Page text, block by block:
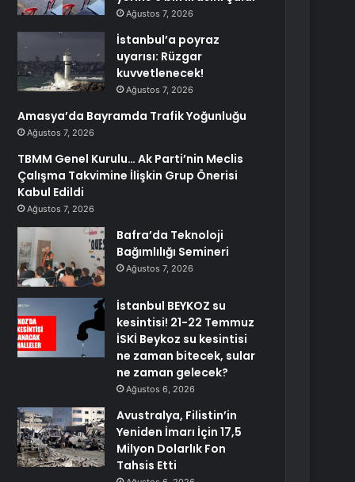
Ağustos 7, 2026
İstanbul’a poyraz
uyarısı: Rüzgar
kuvvetlenecek!
Ağustos 7, 2026
Amasya’da Bayramda Trafik Yoğunluğu
Ağustos 7, 2026
TBMM Genel Kurulu… Ak Parti’nin Meclis
Çalışma Takvimine İlişkin Grup Önerisi
Kabul Edildi
Ağustos 7, 2026
Bafra’da Teknoloji
Bağımlılığı Semineri
Ağustos 7, 2026
İstanbul BEYKOZ su
kesintisi! 21-22 Temmuz
İSKİ Beykoz su kesintisi
ne zaman bitecek, sular
ne zaman gelecek?
Ağustos 6, 2026
Avustralya, Filistin’in
Yeniden İmarı İçin 17,5
Milyon Dolarlık Fon
Tahsis Etti